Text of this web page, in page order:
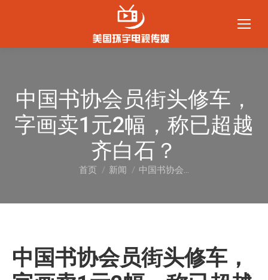
中国书协会员街头修车，
字画卖1元2幅，称已超越
齐白石？
您在这里：
首页 新闻 中国书协会…
中国书协会员街头修车，